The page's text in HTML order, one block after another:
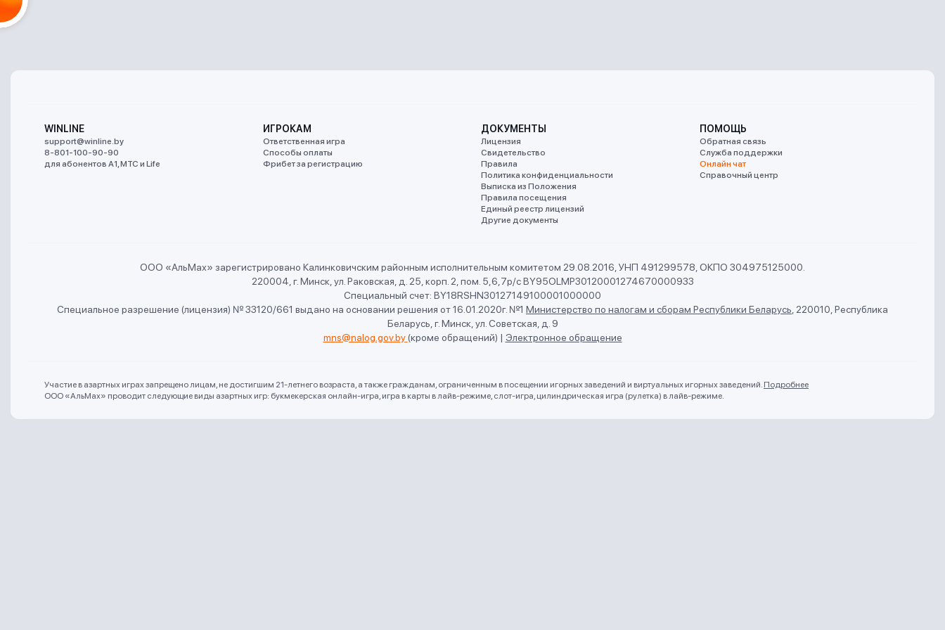
WINLINE
support@winline.by
8-801-100-90-90
для абонентов A1, МТС и Life
ИГРОКАМ
Ответственная игра
Способы оплаты
Фрибет за регистрацию
ДОКУМЕНТЫ
Лицензия
Свидетельство
Правила
Политика конфиденциальности
Выписка из Положения
Правила посещения
Единый реестр лицензий
Другие документы
ПОМОЩЬ
Обратная связь
Служба поддержки
Онлайн чат
Справочный центр
ООО «АльMах» зарегистрировано Калинковичским районным исполнительным комитетом 29.08.2016, УНП 491299578, ОКПО 304975125000.
220004, г. Минск, ул. Раковская, д. 25, корп. 2, пом. 5,6,7р/с BY95OLMP30120001274670000933
Специальный счет: BY18RSHN30127149100001000000
Специальное разрешение (лицензия) № 33120/661 выдано на основании решения от 16.01.2020г. №1 Министерство по налогам и сборам Республики Беларусь 220010, Республика
Беларусь, г. Минск, ул. Советская, д. 9
mns@nalog.gov.by (кроме обращений) | Электронное обращение
Участие в азартных играх запрещено лицам, не достигшим 21-летнего возраста, а также гражданам, ограниченным в посещении игорных заведений и виртуальных игорных заведений. Подробнее
ООО «АльМах» проводит следующие виды азартных игр: букмекерская онлайн-игра, игра в карты в лайв-режиме, слот-игра, цилиндрическая игра (рулетка) в лайв-режиме.